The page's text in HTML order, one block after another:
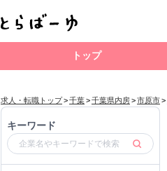
トップ
求人・転職トップ>千葉>千葉県内房>市原市>
キーワード